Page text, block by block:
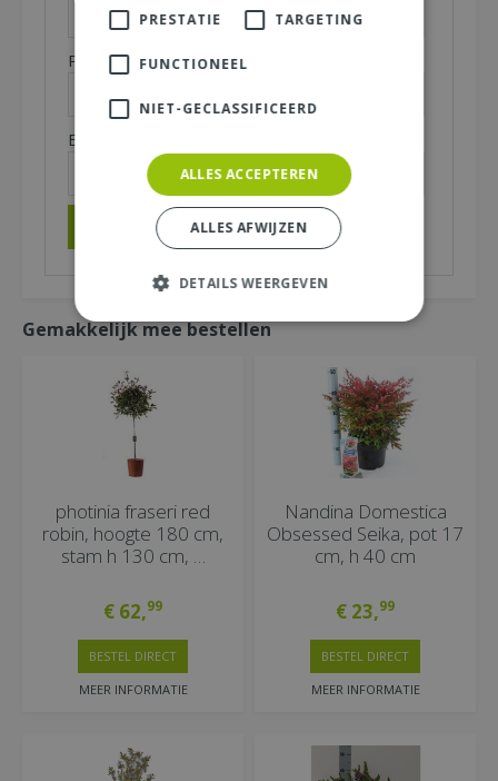
Plaats (zichtbaar op website):
E-mailadres (niet zichtbaar):
Gemakkelijk mee bestellen
photinia fraseri red
robin, hoogte 180 cm,
stam h 130 cm, …
€ 62,99
MEER INFORMATIE
BESTEL DIRECT
Nandina Domestica
Obsessed Seika, pot 17
cm, h 40 cm
€ 23,99
MEER INFORMATIE
BESTEL DIRECT
PRESTATIE TARGETING
FUNCTIONEEL
NIET-GECLASSIFICEERD
ALLES ACCEPTEREN
ALLES AFWIJZEN
DETAILS WEERGEVEN